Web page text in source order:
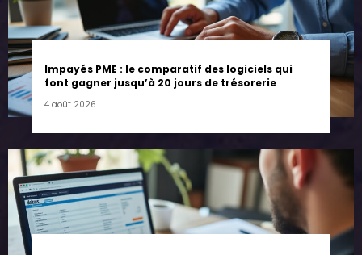
Impayés PME : le comparatif des logiciels qui
font gagner jusqu’à 20 jours de trésorerie
4 août 2026